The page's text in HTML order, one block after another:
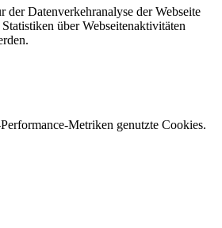
Datenverkehranalyse der Webseite
über Webseitenaktivitäten
Metriken genutzte Cookies.